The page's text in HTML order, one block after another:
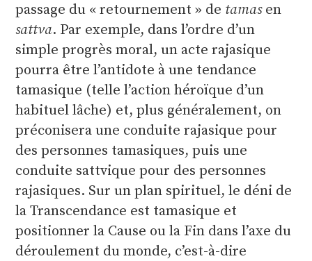
passage du « retournement » de tamasen
sattva. Par exemple, dans l’ordre d’un
simple progrès moral, un acte rajasique
pourra être l’antidote à une tendance
tamasique (telle l’action héroïque d’un
habituel lâche) et, plus généralement, on
préconisera une conduite rajasique pour
des personnes tamasiques, puis une
conduite sattvique pour des personnes
rajasiques. Sur un plan spirituel, le déni de
la Transcendance est tamasique et
positionner la Cause ou la Fin dans l’axe du
déroulement du monde, c’est-à-dire